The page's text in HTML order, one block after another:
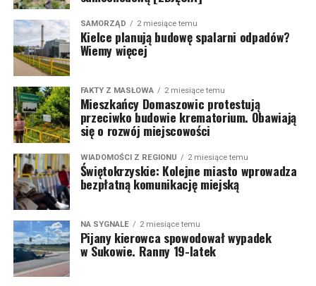
SAMORZĄD 2 miesiące temu
Kielce planują budowę spalarni odpadów?
Wiemy więcej
FAKTY Z MASŁOWA 2 miesiące temu
Mieszkańcy Domaszowic protestują
przeciwko budowie krematorium. Obawiają
się o rozwój miejscowości
WIADOMOŚCI Z REGIONU 2 miesiące temu
Świętokrzyskie: Kolejne miasto wprowadza
bezpłatną komunikację miejską
NA SYGNALE 2 miesiące temu
Pijany kierowca spowodował wypadek
w Sukowie. Ranny 19-latek